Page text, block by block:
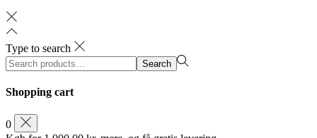
Type to search
Search
for:>
Search
Shopping cart
0